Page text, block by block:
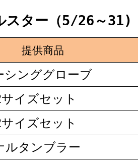
スター（5/26～31)
提供商品
シンググローブ
イズセット
イズセット
ルタンブラー